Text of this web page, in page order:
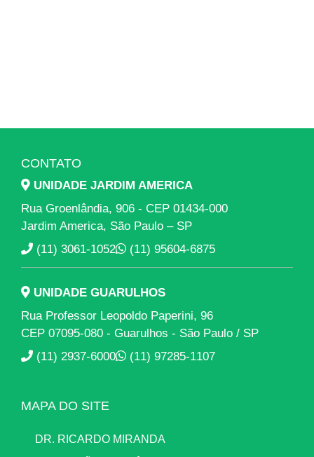
CONTATO
UNIDADE JARDIM AMERICA
Rua Groenlândia, 906 - CEP 01434-000
Jardim America, São Paulo – SP
(11) 3061-1052
(11) 95604-6875
UNIDADE GUARULHOS
Rua Professor Leopoldo Paperini, 96
CEP 07095-080 - Guarulhos - São Paulo / SP
(11) 2937-6000
(11) 97285-1107
MAPA DO SITE
DR. RICARDO MIRANDA